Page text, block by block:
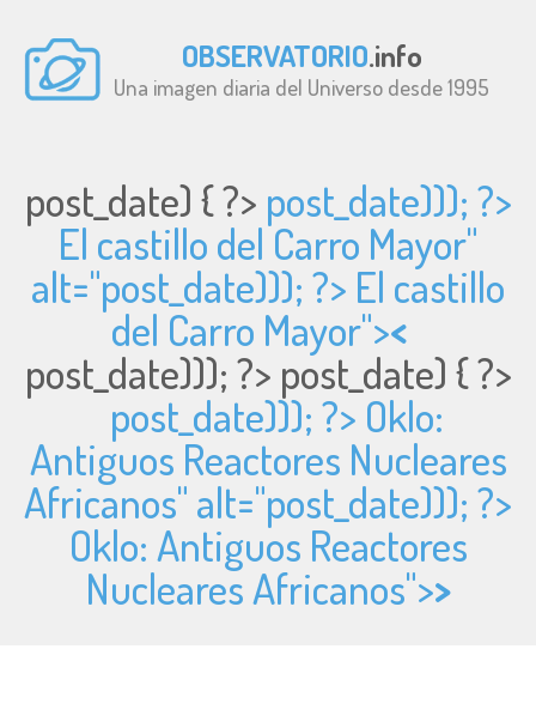
OBSERVATORIO.info
Una imagen diaria del Universo desde 1995
post_date) { ?> post_date))); ?>
El castillo del Carro Mayor"
alt="post_date))); ?> El castillo
del Carro Mayor"><
post_date))); ?> post_date) { ?>
post_date))); ?> Oklo:
Antiguos Reactores Nucleares
Africanos" alt="post_date))); ?>
Oklo: Antiguos Reactores
Nucleares Africanos">>